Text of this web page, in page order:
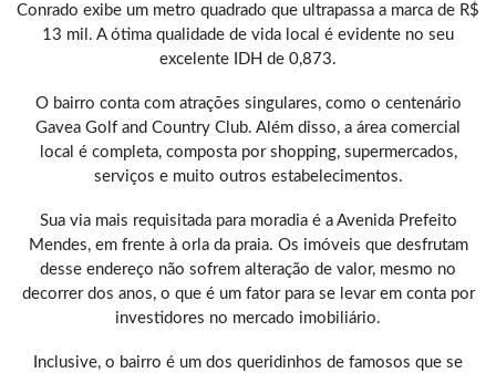
Conrado exibe um metro quadrado que ultrapassa a marca de R$
13 mil. A ótima qualidade de vida local é evidente no seu
excelente IDH de 0,873.
O bairro conta com atrações singulares, como o centenário
Gavea Golf and Country Club. Além disso, a área comercial
local é completa, composta por shopping, supermercados,
serviços e muito outros estabelecimentos.
Sua via mais requisitada para moradia é a Avenida Prefeito
Mendes, em frente à orla da praia. Os imóveis que desfrutam
desse endereço não sofrem alteração de valor, mesmo no
decorrer dos anos, o que é um fator para se levar em conta por
investidores no mercado imobiliário.
Inclusive, o bairro é um dos queridinhos de famosos que se